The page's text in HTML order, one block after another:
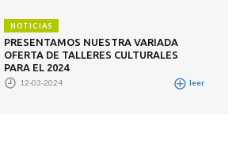
NOTICIAS
PRESENTAMOS NUESTRA VARIADA
OFERTA DE TALLERES CULTURALES
PARA EL 2024
12-03-2024 leer